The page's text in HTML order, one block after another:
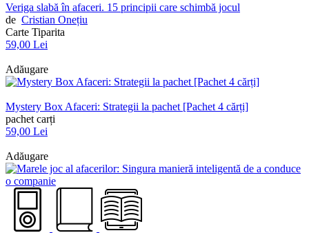
Veriga slabă în afaceri. 15 principii care schimbă jocul
de Cristian Onețiu
Carte Tiparita
59,00 Lei
Adăugare
Mystery Box Afaceri: Strategii la pachet [Pachet 4 cărți]
pachet carți
59,00 Lei
Adăugare